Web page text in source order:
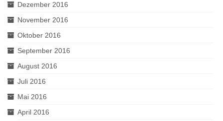
Dezember 2016
November 2016
Oktober 2016
September 2016
August 2016
Juli 2016
Mai 2016
April 2016